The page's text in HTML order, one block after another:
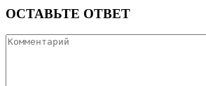
ОСТАВЬТЕ ОТВЕТ